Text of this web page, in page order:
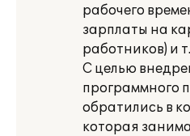
рабочего
зарплаты на
работников) и
С целью
программного
обратились в
которая